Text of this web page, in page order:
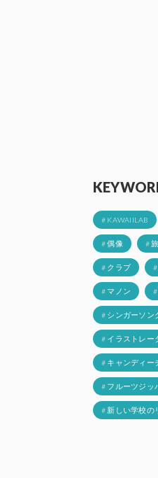
# KAWAIILAB
# 偶像 #
# クラブ
# マノン
# シンガーソン
# イラストレー
# キャンディー
# フルーツジッ
# 新しい学校の